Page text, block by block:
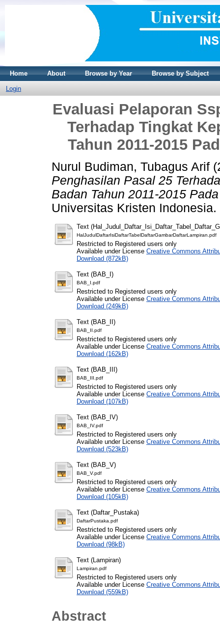
Home About Browse by Year Browse by Subject
Login
Evaluasi Pelaporan
Terhadap Tingkat
Tahun 2011-2015
Nurul Budiman, Tubagus Arif
Penghasilan Pasal 25
Badan Tahun 2011-2015
Universitas Kristen Indonesia.
Text
HalJudulDaftarIsiDaftarTabelDaftarGambarDaftarLampiran.pdf
Restricted to Registered users only
Available under License Creative Commons
Download (872kB)
Text (BAB_I)
BAB_I.pdf
Restricted to Registered users only
Available under License Creative Commons
Download (249kB)
Text (BAB_II)
BAB_II.pdf
Restricted to Registered users only
Available under License Creative Commons
Download (162kB)
Text (BAB_III)
BAB_III.pdf
Restricted to Registered users only
Available under License Creative Commons
Download (107kB)
Text (BAB_IV)
BAB_IV.pdf
Restricted to Registered users only
Available under License Creative Commons
Download (523kB)
Text (BAB_V)
BAB_V.pdf
Restricted to Registered users only
Available under License Creative Commons
Download (105kB)
Text (Daftar_Pustaka)
DaftarPustaka.pdf
Restricted to Registered users only
Available under License Creative Commons
Download (98kB)
Text (Lampiran)
Lampiran.pdf
Restricted to Registered users only
Available under License Creative Commons
Download (559kB)
Abstract